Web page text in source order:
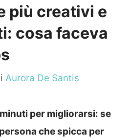
più creativi e
cosa faceva
Aurora De Santis
per migliorarsi: se
che spicca per